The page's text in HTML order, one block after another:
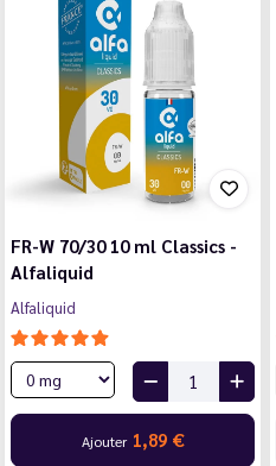
FR-W 70/30 10 ml Classics -
Alfaliquid
Alfaliquid
Ajouter 1,89 €